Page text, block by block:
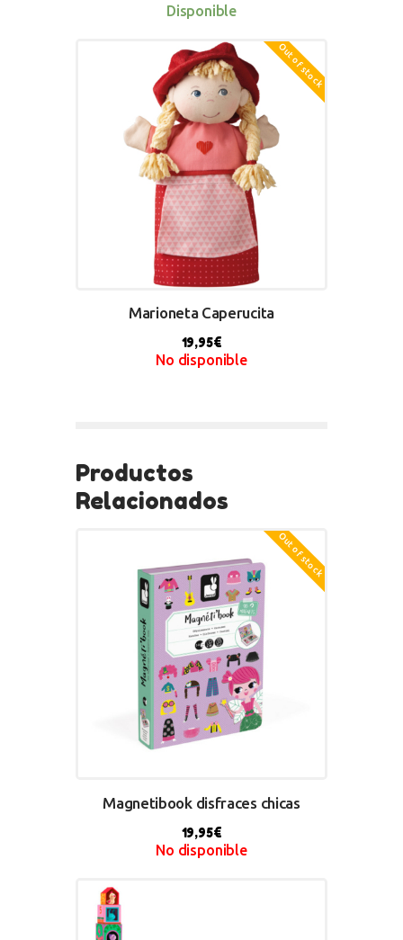
BUY NOW
Disponible
Out of stock
Marioneta Caperucita
19,95€
No disponible
Productos
Relacionados
Out of stock
Magnetibook disfraces chicas
19,95€
No disponible